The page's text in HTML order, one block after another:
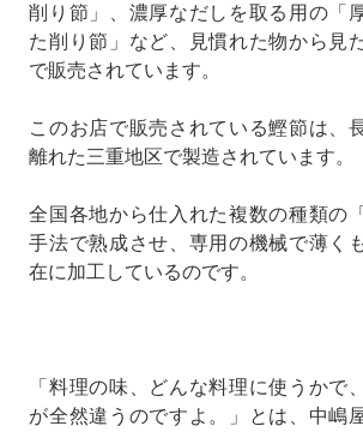
削り節」、濃厚なだしを取る用の「
た削り節」など、見慣れた物から見
で販売されています。
このお店で販売されている鰹節は、
離れた三重地区で製造されています。
全国各地から仕入れた複数の種類の
手法で熟成させ、専用の機械で薄く
在に加工しているのです。
「料理の味、どんな料理に使うかで
が全然違うのですよ。」とは、中嶋